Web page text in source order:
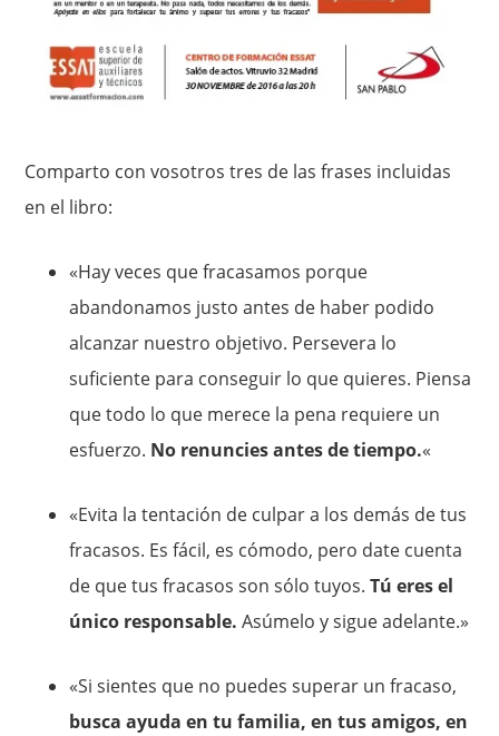
Comparto con vosotros tres de las frases incluidas
en el libro:
«Hay veces que fracasamos porque
abandonamos justo antes de haber podido
alcanzar nuestro objetivo. Persevera lo
suficiente para conseguir lo que quieres. Piensa
que todo lo que merece la pena requiere un
esfuerzo. No renuncies antes de tiempo.«
«Evita la tentación de culpar a los demás de tus
fracasos. Es fácil, es cómodo, pero date cuenta
de que tus fracasos son sólo tuyos.Tú eres el
único responsable. Asúmelo y sigue adelante.»
«Si sientes que no puedes superar un fracaso,
busca ayuda en tu familia, en tus amigos, en